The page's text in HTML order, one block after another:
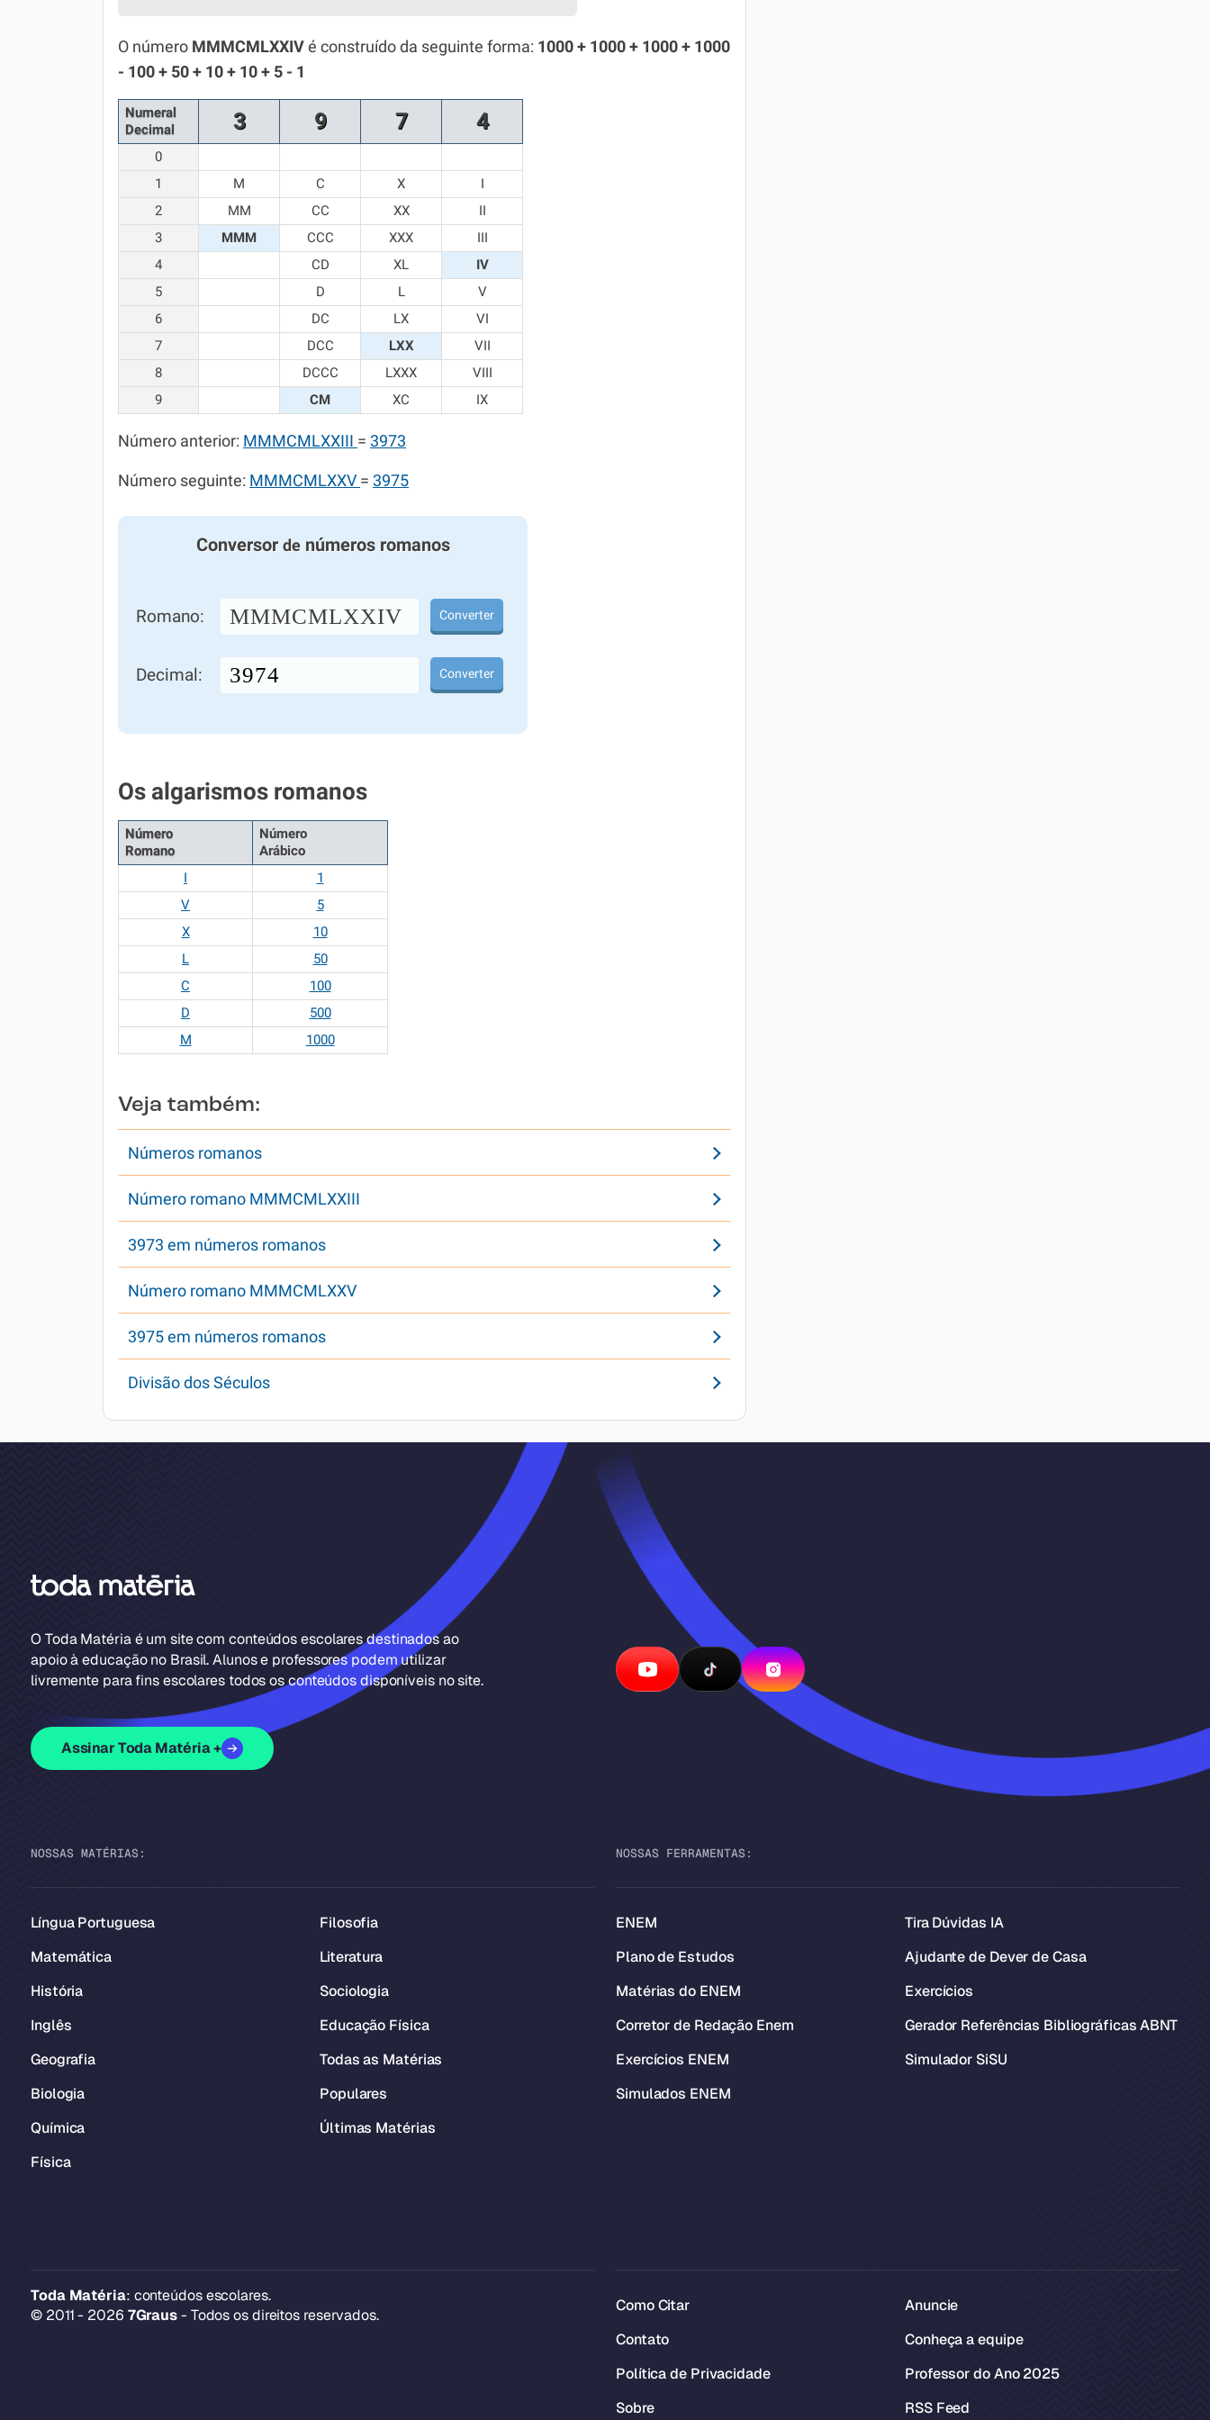
Química
Todos os Exercícios
O número MMMCMLXXIV é construído da seguinte forma: 1000 + 1000 + 1000 + 1000
- 100 + 50 + 10 + 10 + 5 - 1
Numeral
Decimal
3 9 7 4
0
1
M C X
I
2
MM CC XX
II
3
MMM CCC XXX
III
4
CD XL
IV
5
D L
V
6
DC LX
VI
7
DCC LXX
VII
8
DCCC LXXX
VIII
9
CM XC IX
Número anterior: MMMCMLXXIII = 3973
Número seguinte: MMMCMLXXV = 3975
Conversor denúmeros romanos
Romano: MMMCMLXXIV Converter
Decimal: Converter
Os algarismos romanos
Número
Romano
Número
Arábico
I
1
V
5
X
10
L
50
C
100
D
500
M
1000
Veja também:
Números romanos
Número romano MMMCMLXXIII
3973 em números romanos
Número romano MMMCMLXXV
3975 em números romanos
Divisão dos Séculos
O Toda Matéria é um site com conteúdos escolares destinados ao
apoio à educação no Brasil. Alunos e professores podem utilizar
livremente para fins escolares todos os conteúdos disponíveis no site.
Assinar Toda Matéria +
NOSSAS MATÉRIAS:
Língua Portuguesa
Matemática
História
Inglês
Geografia
Biologia
Química
Física
Filosofia
Literatura
Sociologia
Educação Física
Todas as Matérias
Populares
Últimas Matérias
NOSSAS FERRAMENTAS:
ENEM
Plano de Estudos
Matérias do ENEM
Corretor de Redação Enem
Exercícios ENEM
Simulados ENEM
Tira Dúvidas IA
Ajudante de Dever de Casa
Exercícios
Gerador Referências Bibliográficas ABNT
Simulador SiSU
Toda Matéria: conteúdos escolares.
© 2011 - 2026 7Graus- Todos os direitos reservados.
Como Citar
Contato
Política de Privacidade
Sobre
Anuncie
Conheça a equipe
Professor do Ano 2025
RSS Feed